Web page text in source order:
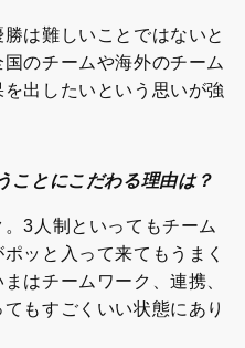
は難しいことではないと
のチームや海外のチーム
出したいという思いが強
ことにこだわる理由は？
。3人制といってもチーム
ッと入って来てもうまく
はチームワーク、連携、
もすごくいい状態にあり